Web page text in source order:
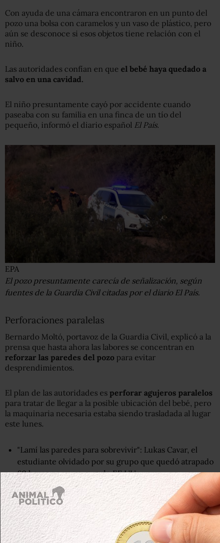
Con ayuda de una cámara encontraron en un punto del
pozo una bolsa con caramelos y un vaso de plástico, pero
aún se desconoce si esos objetos tiene relación con el
niño.
Las autoridades confían en que el bebé haya quedado a
salvo en una cavidad.
El niño presuntamente cayó por accidente cuando
paseaba con su familia en una finca de un tío del
pequeño, informó el diario español El País.
EPA
El pozo presuntamente carecía de señalización, según
fuentes de la Guardia Civil citadas por el diario El País.
Perforaciones paralelas
Bernardo Moltó, portavoz de la Guardia Civil, explicó a la
prensa que hasta ahora las labores se concentran en
reforzar las paredes del pozo para evitar
desprendimientos.
El plan de las autoridades es perforar agujeros paralelos
para tratar de llegar a la posible ubicación del bebé, pero
la maquinaria necesaria estaba siendo trasladada al lugar
este lunes.
"Lamí las paredes para sobrevivir": Lukas Cavar, el
estudiante olvidado por su grupo que quedó atrapado
60 horas en una cueva de EE.UU.
"Hace frío, está húmedo, no es fácil realizar una búsqueda
allí… Nadie está preparado técnicamente para rescatar
un cuerpo de un espacio tan estrecho", dijo María
Gámez, representante del gobierno de España en la
provincia de Málaga, a la agencia AFP.